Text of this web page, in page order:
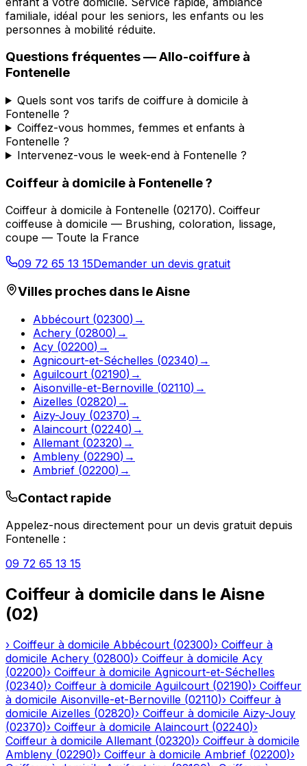
familiale, idéal pour les seniors, les enfants ou les
personnes à mobilité réduite.
Questions fréquentes —Allo-coiffure à
Fontenelle
Quels sont vos tarifs de coiffure à domicile à
Fontenelle ?
Coiffez-vous hommes, femmes et enfants à
Fontenelle ?
Intervenez-vous le week-end à Fontenelle ?
Coiffeur à domicile à Fontenelle?
Coiffeur à domicile à Fontenelle (02170). Coiffeur
coiffeuse à domicile — Brushing, coloration, lissage,
coupe — Toute la France
09 72 65 13 15Demander un devis gratuit
Villes proches dans leAisne
Abbécourt (02300) →
Achery (02800) →
Acy (02200) →
Agnicourt-et-Séchelles (02340) →
Aguilcourt (02190) →
Aisonville-et-Bernoville (02110) →
Aizelles (02820) →
Aizy-Jouy (02370) →
Alaincourt (02240) →
Allemant (02320) →
Ambleny (02290) →
Ambrief (02200) →
Contact rapide
Appelez-nous directement pour un devis gratuit depuis
Fontenelle :
09 72 65 13 15
Coiffeur à domicile dans le Aisne
(02)
› Coiffeur à domicile Abbécourt (02300)› Coiffeur à
domicile Achery (02800)› Coiffeur à domicile Acy
(02200)› Coiffeur à domicile Agnicourt-et-Séchelles
(02340)› Coiffeur à domicile Aguilcourt (02190)› Coiffeur
à domicile Aisonville-et-Bernoville (02110)› Coiffeur à
domicile Aizelles (02820)› Coiffeur à domicile Aizy-Jouy
(02370)› Coiffeur à domicile Alaincourt (02240)›
Coiffeur à domicile Allemant (02320)› Coiffeur à domicile
Ambleny (02290)› Coiffeur à domicile Ambrief (02200)›